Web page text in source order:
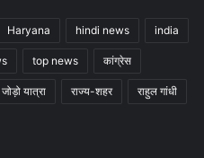
Haryana hindi news india
top news कांग्रेस
यात्रा राज्य-शहर राहुल गांधी